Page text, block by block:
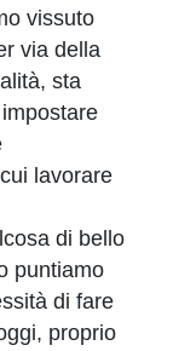
vissuto
via della
sta
lavorare
di bello
puntiamo
di fare
proprio